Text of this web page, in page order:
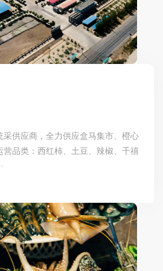
采供应商，全力供应盒马集市、橙心
品类：西红柿、土豆、辣椒、千禧